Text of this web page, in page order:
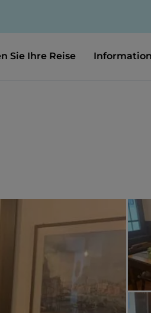
Sie Ihre Reise